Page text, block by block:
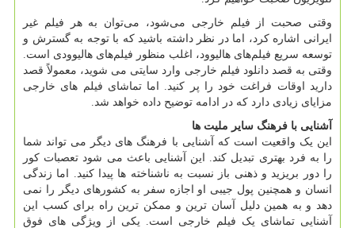
وقتی صحبت از فیلم خارجی می‌شود، می‌توان به هر فیلم غیر
ایرانی اشاره کرد، اما در نظر داشته باشید که با توجه به گسترش و
توسعه سریع فیلم‌های هالیوود، اغلب منظور فیلم‌های هالیوودی است.
وقتی به قصد دانلود فیلم خارجی وارد سایتی می شوید، معمولاً قصد
دارید اوقات فراغت خود را پر کنید. اما تماشای فیلم های خارجی
مزایای زیادی دارد که در ادامه توضیح داده خواهد شد.
آشنایی با فرهنگ سایر ملیت ها
این یک واقعیت است که آشنایی با فرهنگ های دیگر می تواند شما
را به فرد بهتری تبدیل کند. این آشنایی باعث می شود تعصبات کور
را دور بریزید و ذهنی باز نسبت به ناشناخته ها پیدا کنید. اما زندگی
انسان و همچنین پول جیبی او اجازه سفر به کشورهای دیگر را نمی
دهد و به همین دلیل آسان ترین و ممکن ترین راه برای کسب این
آشنایی تماشای یک فیلم خارجی است. یکی از ویژگی های فوق